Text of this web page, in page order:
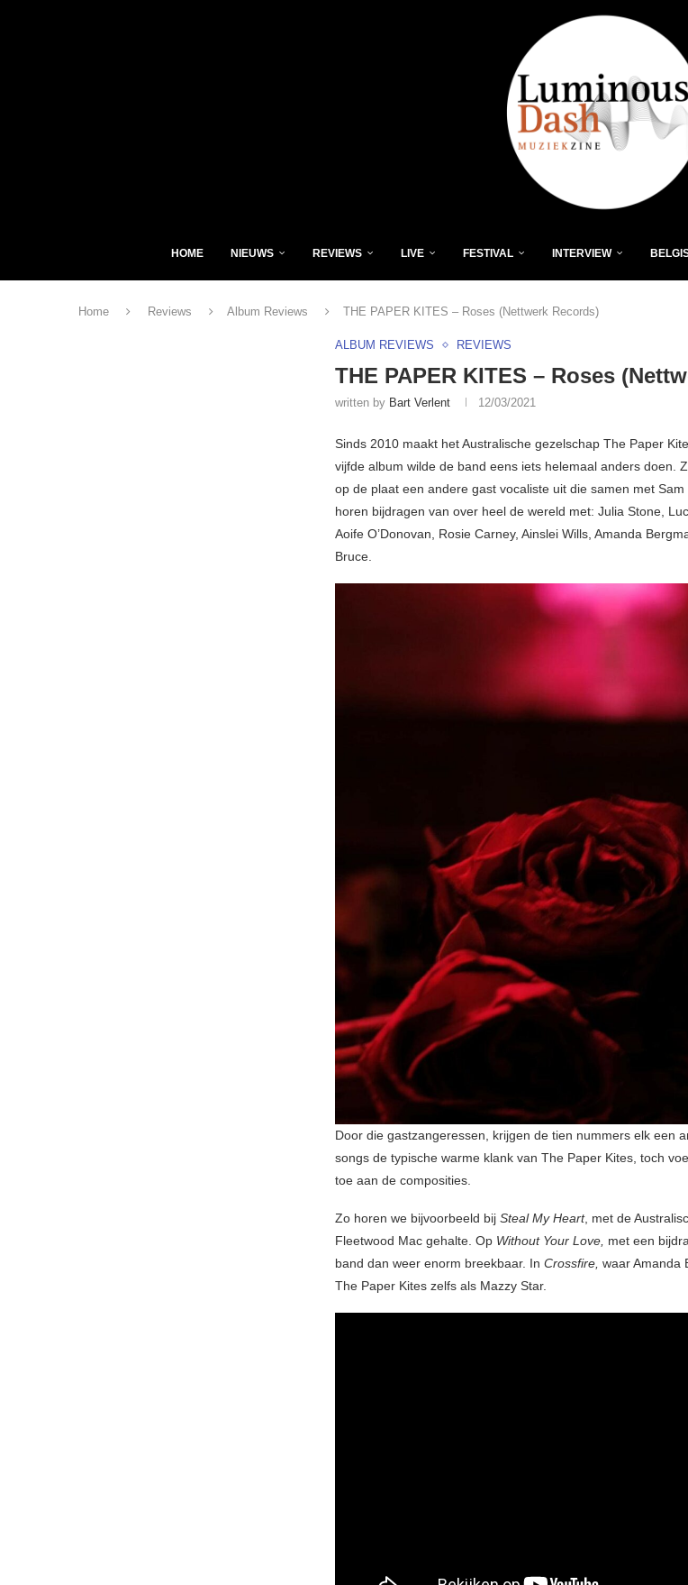
HOME NIEUWS REVIEWS LIVE FESTIVAL INTERVIEW
Home Reviews Album Reviews THE PAPER KITES – Roses (Nettwerk Records)
ALBUM REVIEWS REVIEWS
THE PAPER KITES – Roses
written by Bart Verlent 12/03/2021
Sinds 2010 maakt het Australische gezelschap The Paper
vijfde album wilde de band eens iets helemaal anders doen.
op de plaat een andere gast vocaliste uit die samen met
horen bijdragen van over heel de wereld met: Julia Stone,
Aoife O’Donovan, Rosie Carney, Ainslei Wills, Amanda
Bruce.
Door die gastzangeressen, krijgen de tien nummers elk een
songs de typische warme klank van The Paper Kites, toch
toe aan de composities.
Zo horen we bijvoorbeeld bij Steal My Heart, met de
Fleetwood Mac gehalte. Op Without Your Love, met een
band dan weer enorm breekbaar. In Crossfire, waar Amanda
The Paper Kites zelfs als Mazzy Star.